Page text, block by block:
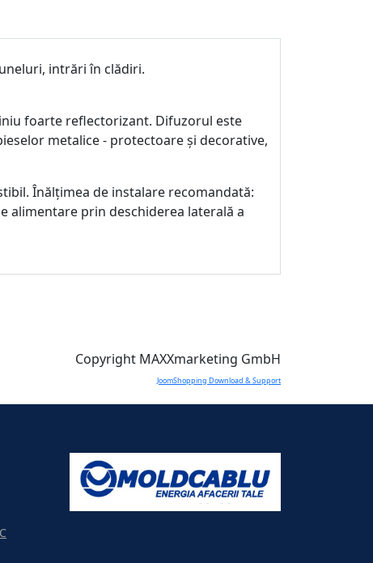
intrări în clădiri.
foarte reflectorizant. Difuzorul este
metalice - protectoare și decorative,
Înălțimea de instalare recomandată:
alimentare prin deschiderea laterală a
Copyright MAXXmarketing GmbH
JoomShopping Download & Support